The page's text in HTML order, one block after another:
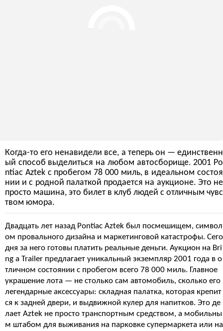
Когда-то его ненавидели все, а теперь он — единственн
ый способ выделиться на любом автосборище. 2001 Po
ntiac Aztek с пробегом 78 000 миль, в идеальном состоя
нии и с родной палаткой продается на аукционе. Это не
просто машина, это билет в клуб людей с отличным чувс
твом юмора.
Двадцать лет назад Pontiac Aztek был посмешищем, символ
ом провального дизайна и маркетинговой катастрофы. Сего
дня за него готовы платить реальные деньги. Аукцион на Bri
ng a Trailer предлагает уникальный экземпляр 2001 года в о
тличном состоянии с пробегом всего 78 000 миль. Главное
украшение лота — не столько сам автомобиль, сколько его
легендарные аксессуары: складная палатка, которая крепит
ся к задней двери, и выдвижной кулер для напитков. Это де
лает Aztek не просто транспортным средством, а мобильны
м штабом для выживания на парковке супермаркета или на